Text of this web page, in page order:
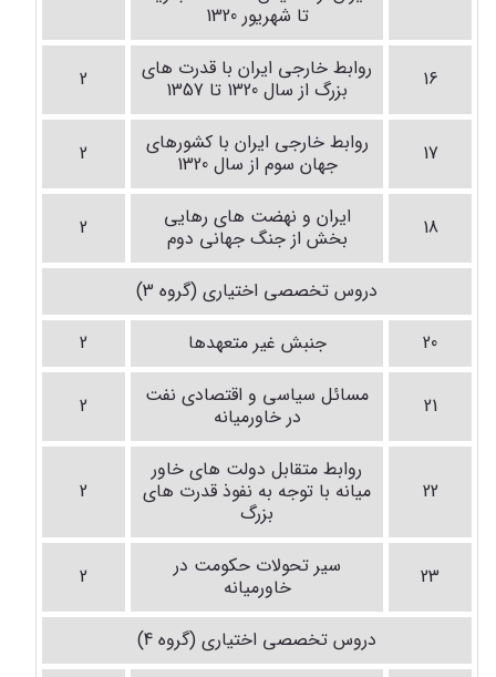
تا شهریور 1320
16
روابط خارجی ایران با قدرت های
بزرگ از سال 1320 تا 1357
2
17
روابط خارجی ایران با کشورهای
جهان سوم از سال 1320
2
18
ایران و نهضت های رهایی
بخش از جنگ جهانی دوم
2
دروس تخصصی اختیاری (گروه 3)
20
جنبش غیر متعهدها 2
21
مسائل سیاسی و اقتصادی نفت
در خاورمیانه
2
22
روابط متقابل دولت های خاور
میانه با توجه به نفوذ قدرت های
بزرگ
2
23
سیر تحولات حکومت در
خاورمیانه
2
دروس تخصصی اختیاری (گروه 4)